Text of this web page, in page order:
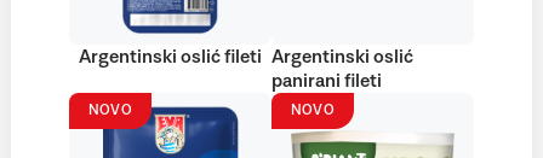
Argentinski oslić fileti Argentinski oslić
panirani fileti
NOVO NOVO